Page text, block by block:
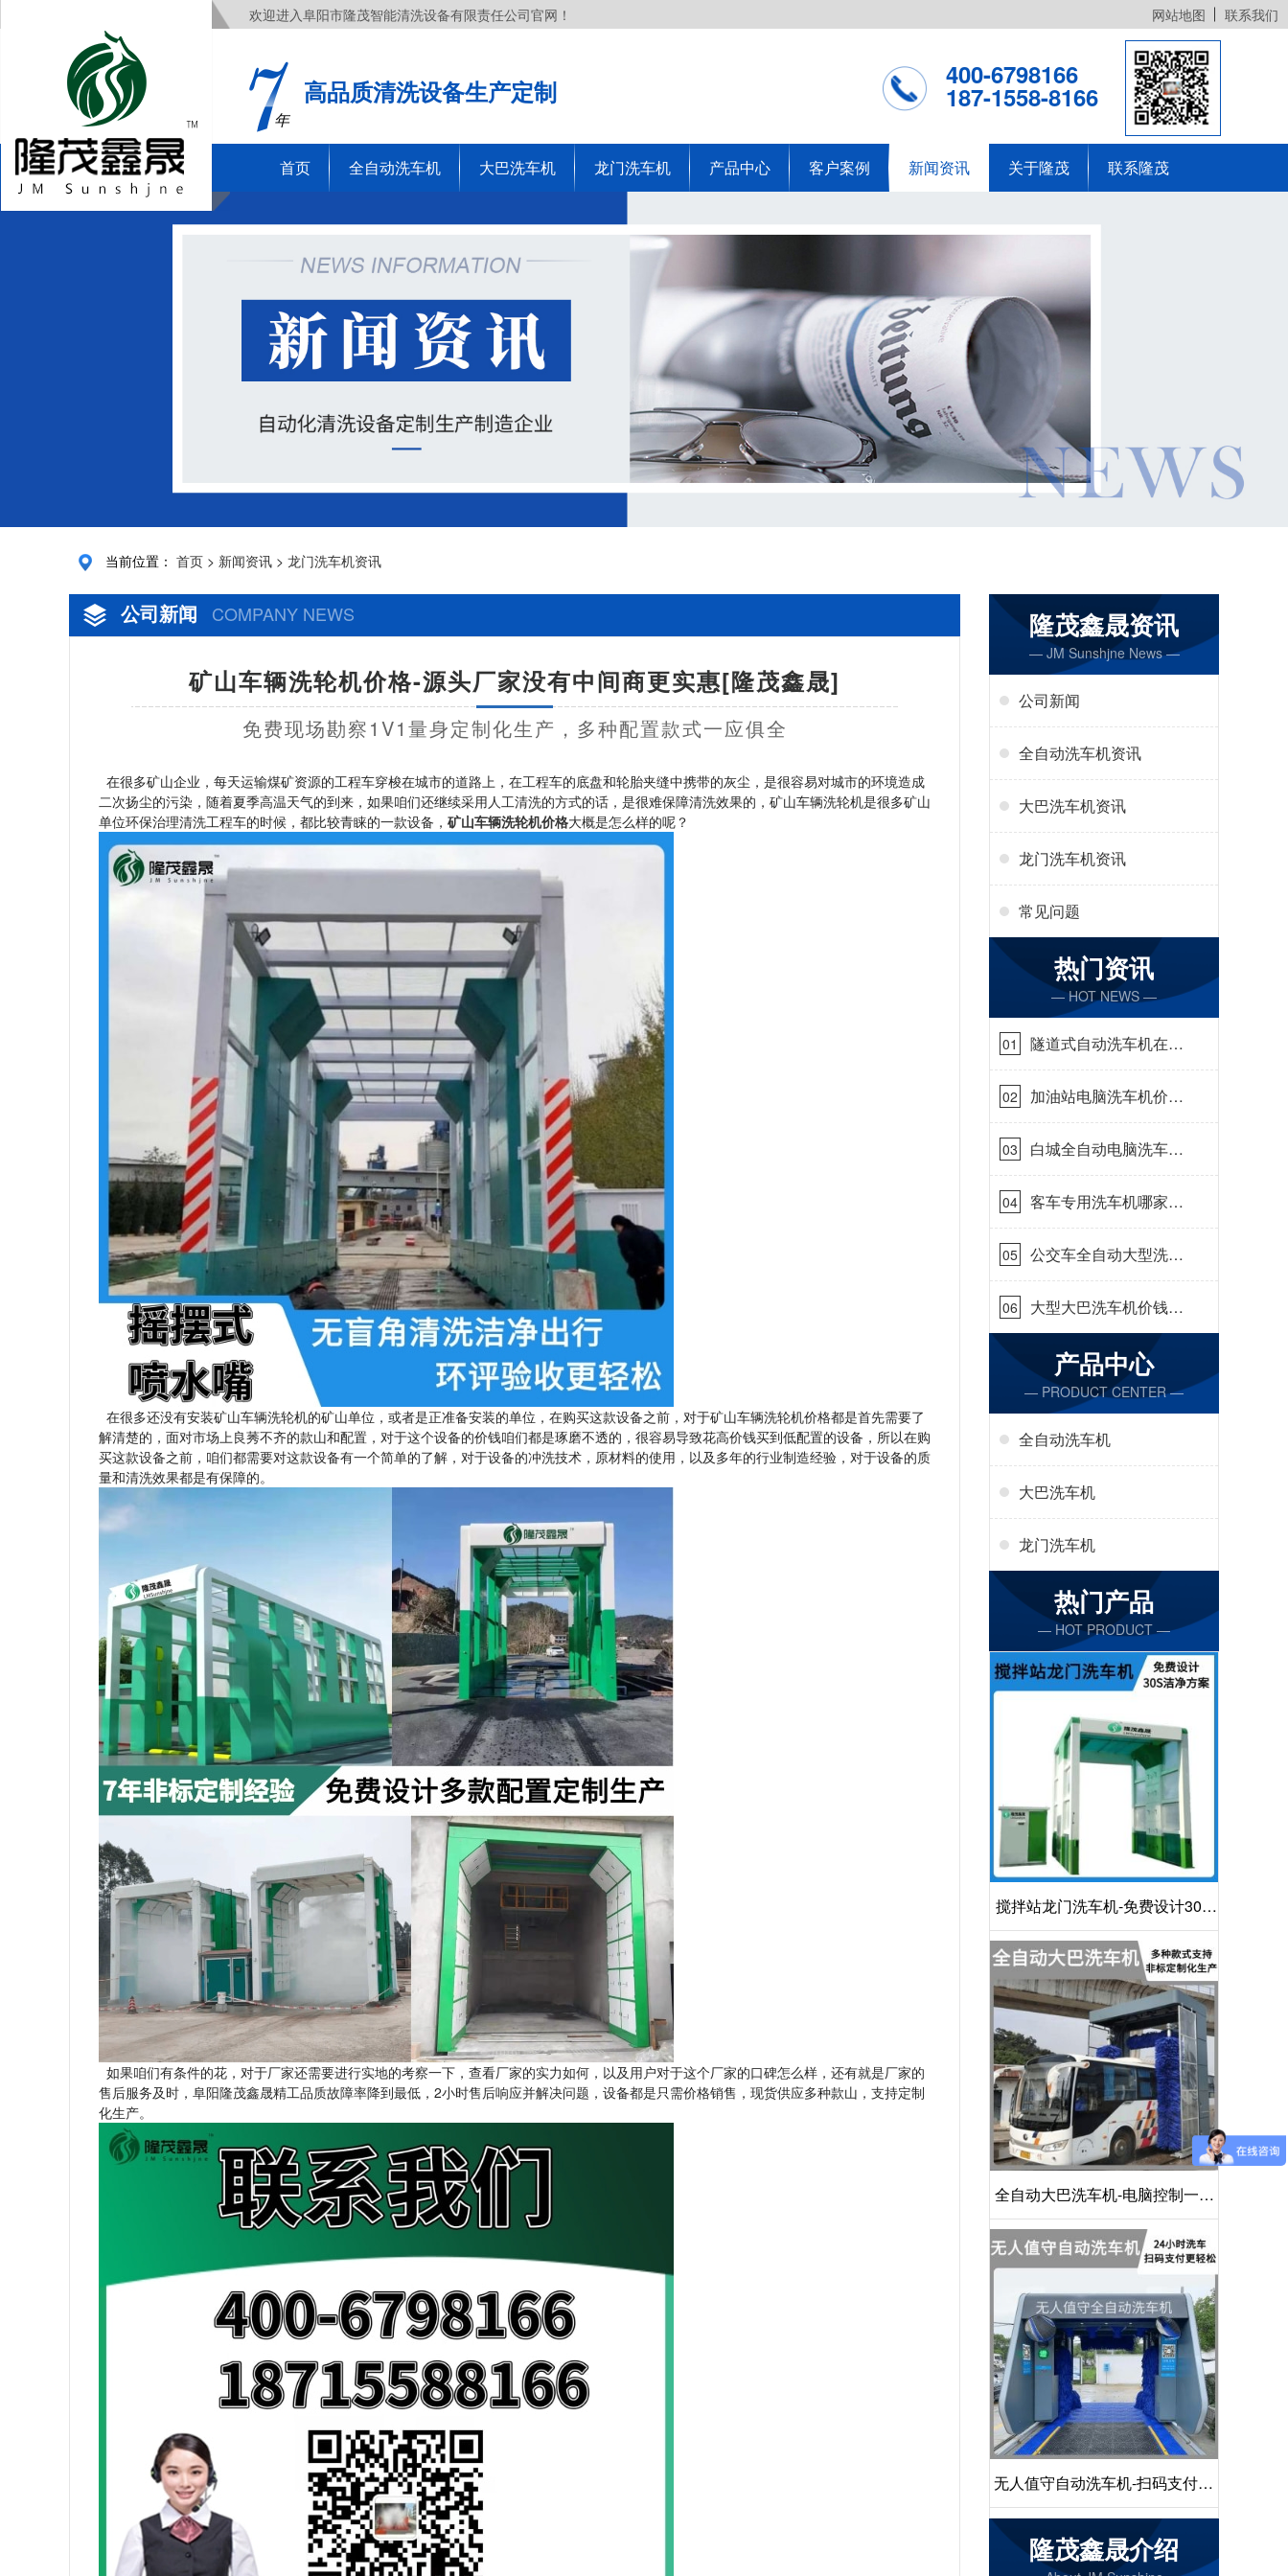
欢迎进入阜阳市隆茂智能清洗设备有限责任公司官网！ 网站地图 联系我们
年
高品质清洗设备生产定制
400-6798166
187-1558-8166
首页 全自动洗车机 大巴洗车机 龙门洗车机 产品中心 客户案例 新闻资讯 关于隆茂 联系隆茂
当前位置： 首页 > 新闻资讯 > 龙门洗车机资讯
公司新闻 COMPANY NEWS
矿山车辆洗轮机价格-源头厂家没有中间商更实惠[隆茂鑫晟]
免费现场勘察1V1量身定制化生产，多种配置款式一应俱全
在很多矿山企业，每天运输煤矿资源的工程车穿梭在城市的道路上，在工程车的底盘和轮胎夹缝中携带的灰尘，是很容易对城市的环境造成
二次扬尘的污染，随着夏季高温天气的到来，如果咱们还继续采用人工清洗的方式的话，是很难保障清洗效果的，矿山车辆洗轮机是很多矿山
单位环保治理清洗工程车的时候，都比较青睐的一款设备， 矿山车辆洗轮机价格大概是怎么样的呢？
在很多还没有安装矿山车辆洗轮机的矿山单位，或者是正准备安装的单位，在购买这款设备之前，对于矿山车辆洗轮机价格都是首先需要了
解清楚的，面对市场上良莠不齐的款山和配置，对于这个设备的价钱咱们都是琢磨不透的，很容易导致花高价钱买到低配置的设备，所以在购
买这款设备之前，咱们都需要对这款设备有一个简单的了解，对于设备的冲洗技术，原材料的使用，以及多年的行业制造经验，对于设备的质
量和清洗效果都是有保障的。
如果咱们有条件的花，对于厂家还需要进行实地的考察一下，查看厂家的实力如何，以及用户对于这个厂家的口碑怎么样，还有就是厂家的
售后服务及时，阜阳隆茂鑫晟精工品质故障率降到最低，2小时售后响应并解决问题，设备都是只需价格销售，现货供应多种款山，支持定制
化生产。
隆茂鑫晟资讯
— JM Sunshjne News —
公司新闻
全自动洗车机资讯
大巴洗车机资讯
龙门洗车机资讯
常见问题
热门资讯
— HOT NEWS —
01
隧道式自动洗车机在哪
里购买[隆茂鑫晟]
02
加油站电脑洗车机价格
怎么样[隆茂鑫晟]
03
白城全自动电脑洗车
机-ADV防冻冬季正常
使用[隆茂鑫晟]
04
客车专用洗车机哪家的
好[隆茂鑫晟]
05
公交车全自动大型洗车
机什么价钱[隆茂鑫晟]
06
大型大巴洗车机价钱怎
么样[隆茂鑫晟]
产品中心
— PRODUCT CENTER —
全自动洗车机
大巴洗车机
龙门洗车机
热门产品
— HOT PRODUCT —
搅拌站龙门洗车机-免费设计30S
洁净方案[隆茂鑫晟]
全自动大巴洗车机-电脑控制一键
启动清洗[隆茂鑫晟]
无人值守自动洗车机-扫码支付24
小时不停机洗车[隆茂鑫晟]
隆茂鑫晟介绍